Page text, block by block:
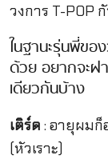
วงการ T-POP
ในฐานะรุ่นพี่ขอ
ด้วย อยากจะฝ
เดียวกันบ้าง
เติร์ด : อายุผมก็
(หัวเราะ)